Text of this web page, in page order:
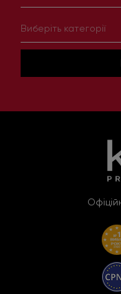
Виберіть категорії